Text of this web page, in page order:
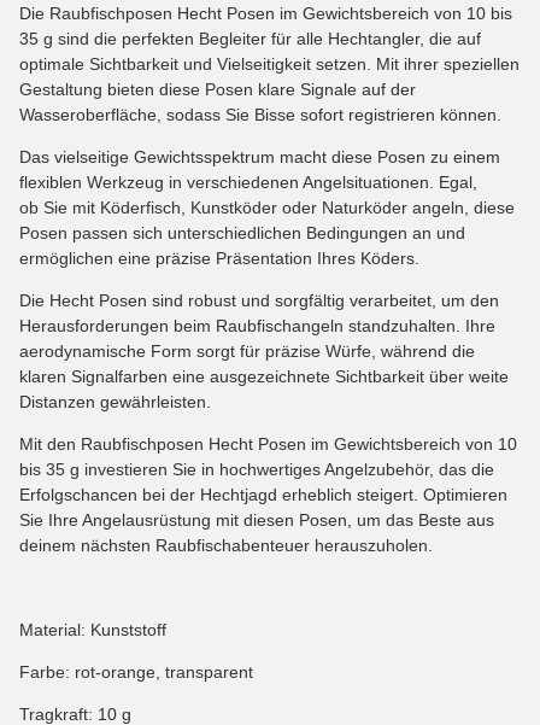
Die Raubfischposen Hecht Posen im Gewichtsbereich von 10 bis
35 g sind die perfekten Begleiter für alle Hechtangler, die auf
optimale Sichtbarkeit und Vielseitigkeit setzen. Mit ihrer speziellen
Gestaltung bieten diese Posen klare Signale auf der
Wasseroberfläche, sodass Sie Bisse sofort registrieren können.
Das vielseitige Gewichtsspektrum macht diese Posen zu einem
flexiblen Werkzeug in verschiedenen Angelsituationen. Egal,
ob Sie mit Köderfisch, Kunstköder oder Naturköder angeln, diese
Posen passen sich unterschiedlichen Bedingungen an und
ermöglichen eine präzise Präsentation Ihres Köders.
Die Hecht Posen sind robust und sorgfältig verarbeitet, um den
Herausforderungen beim Raubfischangeln standzuhalten. Ihre
aerodynamische Form sorgt für präzise Würfe, während die
klaren Signalfarben eine ausgezeichnete Sichtbarkeit über weite
Distanzen gewährleisten.
Mit den Raubfischposen Hecht Posen im Gewichtsbereich von 10
bis 35 g investieren Sie in hochwertiges Angelzubehör, das die
Erfolgschancen bei der Hechtjagd erheblich steigert. Optimieren
Sie Ihre Angelausrüstung mit diesen Posen, um das Beste aus
deinem nächsten Raubfischabenteuer herauszuholen.
Material: Kunststoff
Farbe: rot-orange, transparent
Tragkraft: 10 g